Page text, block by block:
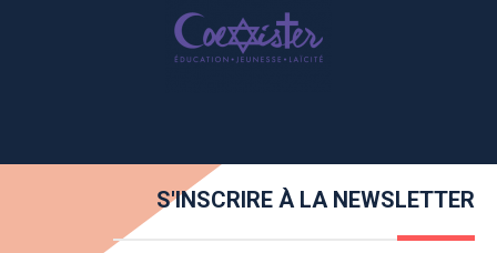
S'INSCRIRE À LA NEWSLETTER